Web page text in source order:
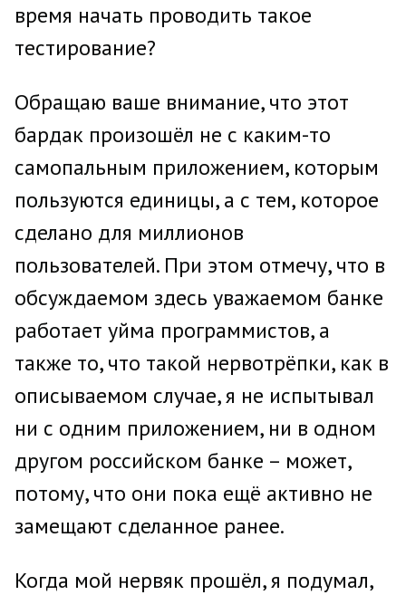
время начать проводить такое
тестирование?
Обращаю ваше внимание, что этот
бардак произошёл не с каким-то
самопальным приложением, которым
пользуются единицы, а с тем, которое
сделано для миллионов
пользователей. При этом отмечу, что в
обсуждаемом здесь уважаемом банке
работает уйма программистов, а
также то, что такой нервотрёпки, как в
описываемом случае, я не испытывал
ни с одним приложением, ни в одном
другом российском банке – может,
потому, что они пока ещё активно не
замещают сделанное ранее.
Когда мой нервяк прошёл, я подумал,